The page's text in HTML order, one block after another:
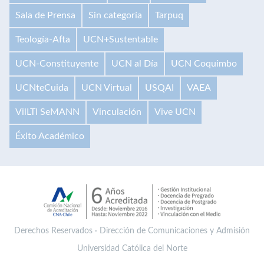
Sala de Prensa Sin categoría Tarpuq
Teología-Afta UCN+Sustentable
UCN-Constituyente UCN al Día UCN Coquimbo
UCNteCuida UCN Virtual USQAI VAEA
VilLTI SeMANN Vinculación Vive UCN
Éxito Académico
Derechos Reservados · Dirección de Comunicaciones y Admisión
Universidad Católica del Norte